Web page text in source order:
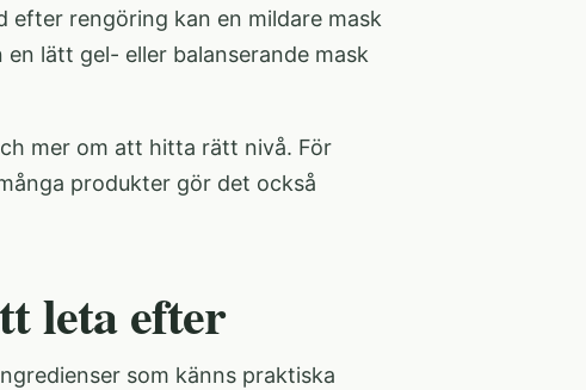
efter rengöring kan en mildare mask
lätt gel- eller balanserande mask
mer om att hitta rätt nivå. För
produkter gör det också
leta efter
som känns praktiska